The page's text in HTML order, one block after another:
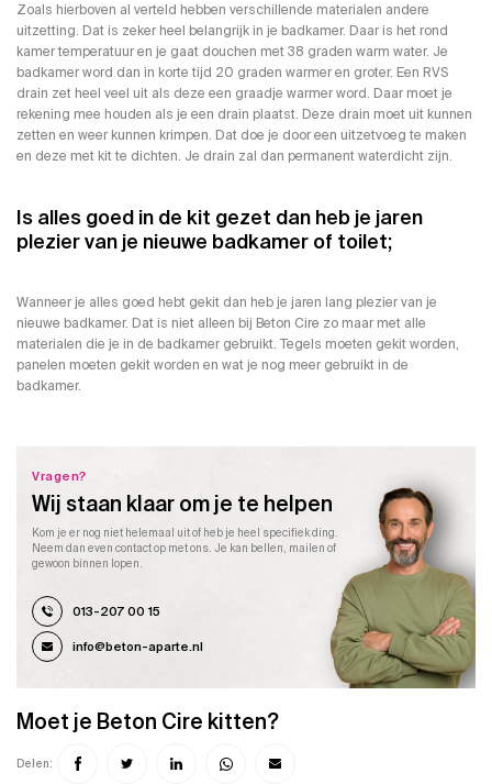
Zoals hierboven al verteld hebben verschillende materialen andere
uitzetting. Dat is zeker heel belangrijk in je badkamer. Daar is het rond
kamer temperatuur en je gaat douchen met 38 graden warm water. Je
badkamer word dan in korte tijd 20 graden warmer en groter. Een RVS
drain zet heel veel uit als deze een graadje warmer word. Daar moet je
rekening mee houden als je een drain plaatst. Deze drain moet uit kunnen
zetten en weer kunnen krimpen. Dat doe je door een uitzetvoeg te maken
en deze met kit te dichten. Je drain zal dan permanent waterdicht zijn.
Is alles goed in de kit gezet dan heb je jaren
plezier van je nieuwe badkamer of toilet;
Wanneer je alles goed hebt gekit dan heb je jaren lang plezier van je
nieuwe badkamer. Dat is niet alleen bij Beton Cire zo maar met alle
materialen die je in de badkamer gebruikt. Tegels moeten gekit worden,
panelen moeten gekit worden en wat je nog meer gebruikt in de
badkamer.
Vragen?
Wij staan klaar om je te helpen
Kom je er nog niet helemaal uit of heb je heel specifiek ding.
Neem dan even contact op met ons. Je kan bellen, mailen of
gewoon binnen lopen.
013-207 00 15
info@beton-aparte.nl
Moet je Beton Cire kitten?
Delen: